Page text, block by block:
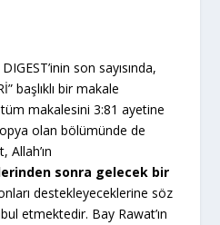
son sayısında,
başlıklı bir makale
makalesini 3:81 ayetine
olan bölümünde de
sonra gelecek bir
destekleyeceklerine söz
etmektedir. Bay Rawat’ın